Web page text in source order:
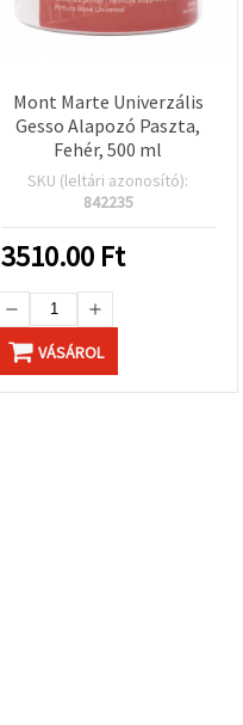
Mont Marte Univerzális
Gesso Alapozó Paszta,
Fehér, 500 ml
SKU (leltári azonosító):
842235
3510.00 Ft
VÁSÁROL